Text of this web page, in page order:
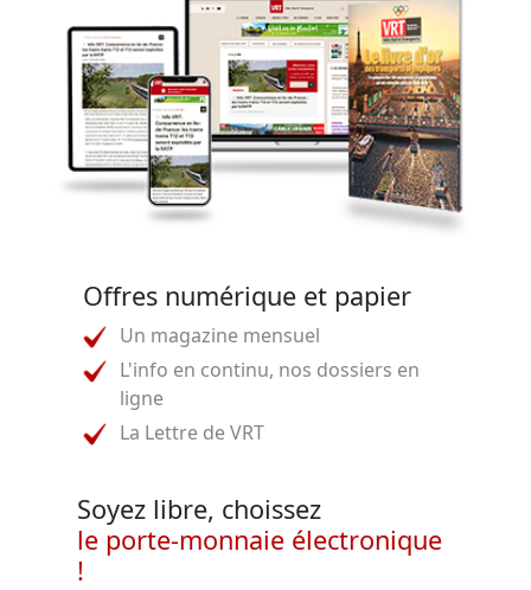
Offres numérique et papier
Un magazine mensuel
L'info en continu, nos dossiers en
ligne
La Lettre de VRT
Soyez libre, choissez
le porte-monnaie électronique
!